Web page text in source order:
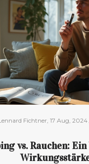
Fichtner, 17 Aug, 2024
vs. Rauchen: